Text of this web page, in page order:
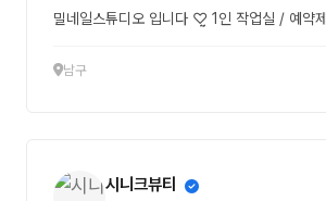
밀네일스튜디오 입니다 ♡̤̮ 1인 작업실 / 예약제
남구
시니크뷰티